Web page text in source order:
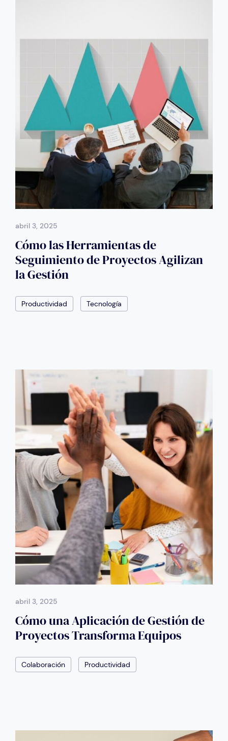
abril 3, 2025
Cómo las Herramientas de
Seguimiento de Proyectos Agilizan
la Gestión
Productividad Tecnología
abril 3, 2025
Cómo una Aplicación de Gestión de
Proyectos Transforma Equipos
Colaboración Productividad